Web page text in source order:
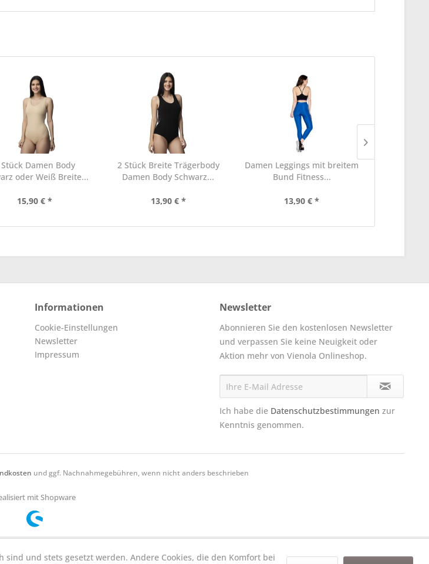
Damen Body
oder Weiß Breite...
15,90 € *
2 Stück Breite Trägerbody
Damen Body Schwarz...
13,90 € *
Damen Leggings mit breitem
Bund Fitness...
13,90 € *
Informationen
Cookie-Einstellungen
Newsletter
Impressum
Newsletter
Abonnieren Sie den kostenlosen Newsletter
und verpassen Sie keine Neuigkeit oder
Aktion mehr von Vienola Onlineshop.
Ich habe die Datenschutzbestimmungen zur
Kenntnis genommen.
und ggf. Nachnahmegebühren, wenn nicht anders beschrieben
mit Shopware
und stets gesetzt werden. Andere Cookies, die den Komfort bei